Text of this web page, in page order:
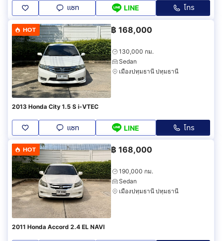
แชท LINE โทร
HOT ฿ 168,000
130,000 กม.
Sedan
เมืองปทุมธานี ปทุมธานี
2013 Honda City 1.5 S i-VTEC
แชท LINE โทร
HOT ฿ 168,000
190,000 กม.
Sedan
เมืองปทุมธานี ปทุมธานี
2011 Honda Accord 2.4 EL NAVI